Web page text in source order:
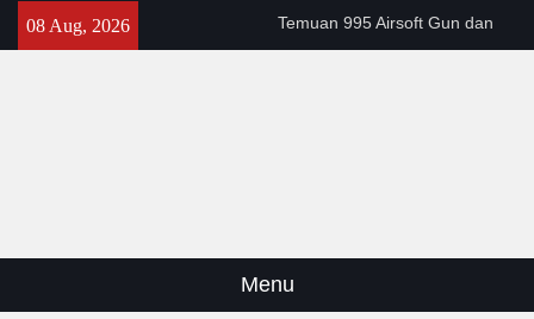
08 Aug, 2026
Temuan 995 Airsoft Gun dan
Narkoba di Sekolah Kebayoran
Menu